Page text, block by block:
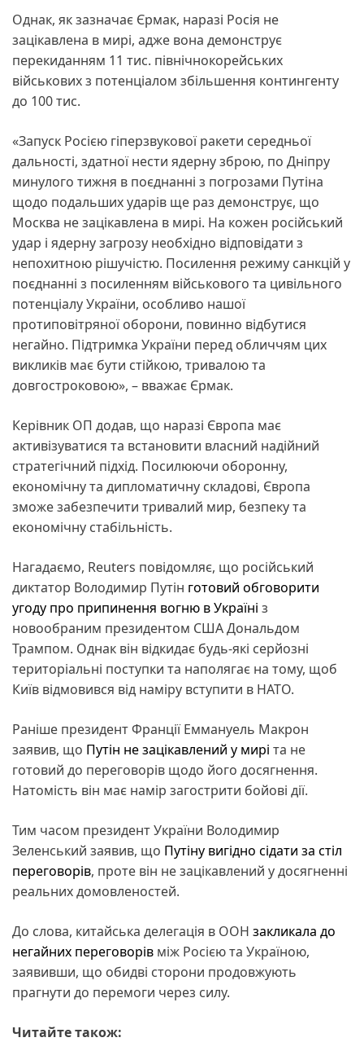
Однак, як зазначає Єрмак, наразі Росія не
зацікавлена в мирі, адже вона демонструє
перекиданням 11 тис. північнокорейських
військових з потенціалом збільшення контингенту
до 100 тис.
«Запуск Росією гіперзвукової ракети середньої
дальності, здатної нести ядерну зброю, по Дніпру
минулого тижня в поєднанні з погрозами Путіна
щодо подальших ударів ще раз демонструє, що
Москва не зацікавлена в мирі. На кожен російський
удар і ядерну загрозу необхідно відповідати з
непохитною рішучістю. Посилення режиму санкцій у
поєднанні з посиленням військового та цивільного
потенціалу України, особливо нашої
протиповітряної оборони, повинно відбутися
негайно. Підтримка України перед обличчям цих
викликів має бути стійкою, тривалою та
довгостроковою», – вважає Єрмак.
Керівник ОП додав, що наразі Європа має
активізуватися та встановити власний надійний
стратегічний підхід. Посилюючи оборонну,
економічну та дипломатичну складові, Європа
зможе забезпечити тривалий мир, безпеку та
економічну стабільність.
Нагадаємо, Reuters повідомляє, що російський
диктатор Володимир Путін готовий обговорити
угоду про припинення вогню в Україні з
новообраним президентом США Дональдом
Трампом. Однак він відкидає будь-які серйозні
територіальні поступки та наполягає на тому, щоб
Київ відмовився від наміру вступити в НАТО.
Раніше президент Франції Еммануель Макрон
заявив, що Путін не зацікавлений у мирі та не
готовий до переговорів щодо його досягнення.
Натомість він має намір загострити бойові дії.
Тим часом президент України Володимир
Зеленський заявив, що Путіну вигідно сідати за стіл
переговорів, проте він не зацікавлений у досягненні
реальних домовленостей.
До слова, китайська делегація в ООН закликала до
негайних переговорів між Росією та Україною,
заявивши, що обидві сторони продовжують
прагнути до перемоги через силу.
Читайте також: